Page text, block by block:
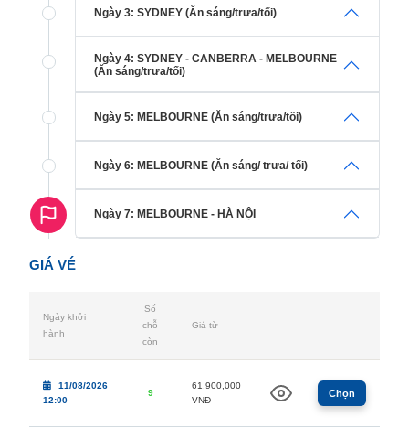
Ngày 3: SYDNEY (Ăn sáng/trưa/tối)
Ngày 4: SYDNEY - CANBERRA - MELBOURNE
(Ăn sáng/trưa/tối)
Ngày 5: MELBOURNE (Ăn sáng/trưa/tối)
Ngày 6: MELBOURNE (Ăn sáng/ trưa/ tối)
Ngày 7: MELBOURNE - HÀ NỘI
GIÁ VÉ
Ngày khởi
hành
Số
chỗ
còn
Giá từ
11/08/2026
12:00
9
61,900,000
VNĐ
Chọn